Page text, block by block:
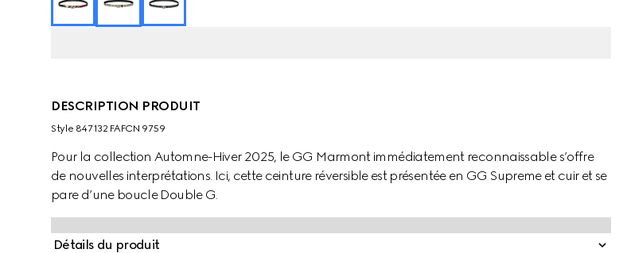
DESCRIPTION PRODUIT
Style ‎847132 FAFCN 9759
Pour la collection Automne-Hiver 2025, le GG Marmont immédiatement reconnaissable s’offre
de nouvelles interprétations. Ici, cette ceinture réversible est présentée en GG Supreme et cuir et se
pare d’une boucle Double G.
Détails du produit